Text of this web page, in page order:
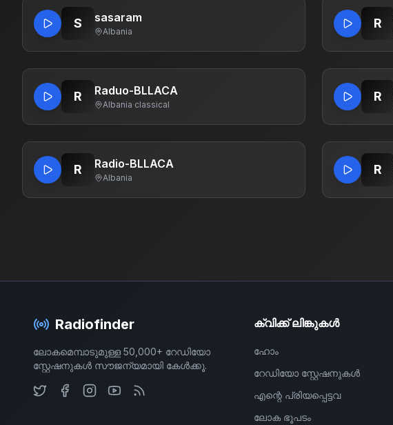
S sasaram
Albania
R
R Raduo-BLLACA
Albania·classical
R
R Radio-BLLACA
Albania
R
Radiofinder
ലോകമെമ്പാടുമുള്ള 50,000+ റേഡിയോ
സ്റ്റേഷനുകൾ സൗജന്യമായി കേൾക്കൂ.
ക്വിക്ക് ലിങ്കുകൾ
ഹോം
റേഡിയോ സ്റ്റേഷനുകൾ
എന്റെ പ്രിയപ്പെട്ടവ
ലോക ഭൂപടം